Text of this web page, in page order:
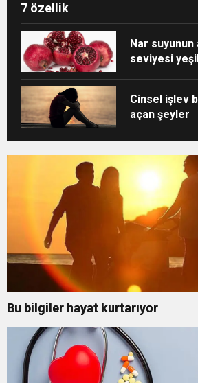
7 özellik
Nar
seviyesi
Cinsel işlev
açan şeyler
Bu bilgiler hayat kurtarıyor